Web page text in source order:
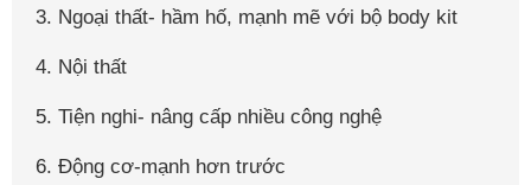
3. Ngoại thất- hầm hố, mạnh mẽ với bộ body kit
4. Nội thất
5. Tiện nghi- nâng cấp nhiều công nghệ
6. Động cơ-mạnh hơn trước